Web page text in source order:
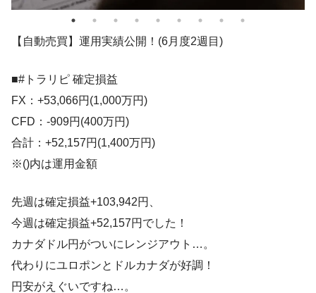
【自動売買】運用実績公開！(6月度2週目)
■#トラリピ 確定損益
FX：+53,066円(1,000万円)
CFD：-909円(400万円)
合計：+52,157円(1,400万円)
※()内は運用金額
先週は確定損益+103,942円、
今週は確定損益+52,157円でした！
カナダドル円がついにレンジアウト…。
代わりにユロポンとドルカナダが好調！
円安がえぐいですね…。